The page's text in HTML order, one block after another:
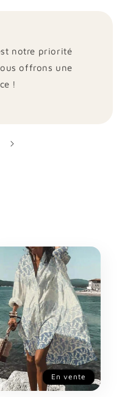
notre priorité
offrons une
!
En vente